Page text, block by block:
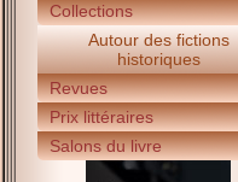
Collections
Autour des fictions
historiques
Revues
Prix littéraires
Salons du livre